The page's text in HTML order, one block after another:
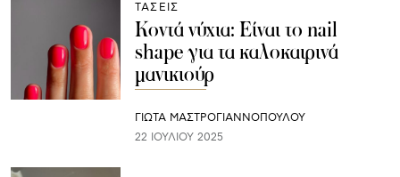
ΤΑΣΕΙΣ
Κοντά νύχια: Είναι το nail
shape για τα καλοκαιρινά
μανικιούρ
ΓΙΩΤΑ ΜΑΣΤΡΟΓΙΑΝΝΟΠΟΥΛΟΥ
22 ΙΟΥΛΊΟΥ 2025